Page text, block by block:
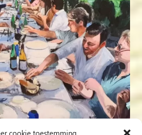
cookie toestemming